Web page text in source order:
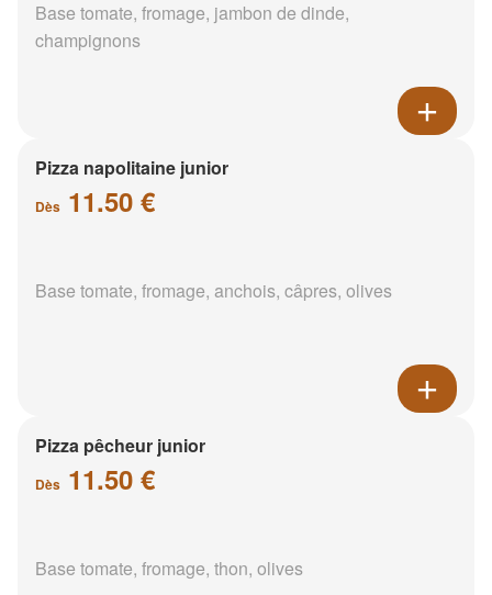
Base tomate, fromage, jambon de dinde,
champignons
Pizza napolitaine junior
Dès 11.50 €
Base tomate, fromage, anchois, câpres, olives
Pizza pêcheur junior
Dès 11.50 €
Base tomate, fromage, thon, olives